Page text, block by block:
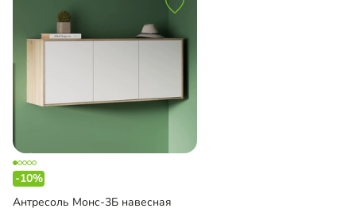
-10%
Антресоль Монс-3Б навесная